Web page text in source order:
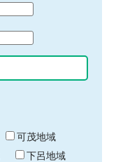
可茂地域
下呂地域